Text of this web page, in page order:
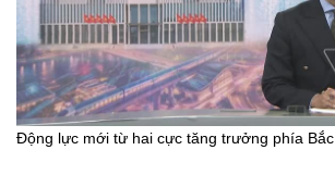
Động lực mới từ hai cực tăng trưởng phía Bắc